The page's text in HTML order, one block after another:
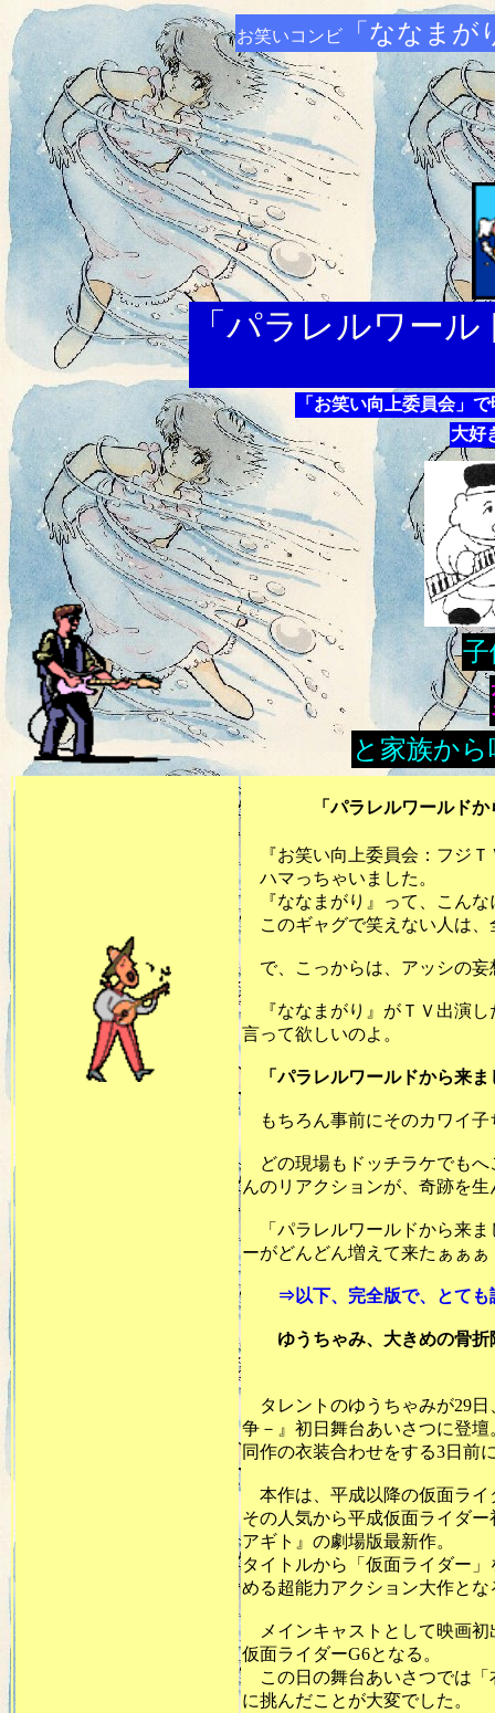
お笑いコンビ「ななまが
「パラレルワール
「お笑い向上委員会」
大好
と家族か
「パラレルワールドから
『お笑い向上委員会：フジＴ
ハマっちゃいました。
『ななまがり』って、こんな
このギャグで笑えない人は、
で、こっからは、アッシの妄
『ななまがり』がＴＶ出演し
言って欲しいのよ。
「パラレルワールドから来
もちろん事前にそのカワイ子
どの現場もドッチラケでもへ
んのリアクションが、奇跡を
「パラレルワールドから来ま
ーがどんどん増えて来たぁぁぁ
⇒以下、完全版で、とても読
ゆうちゃみ、大きめの骨折
タレントのゆうちゃみが29日
争－』初日舞台あいさつに登壇
同作の衣装合わせをする3日前
本作は、平成以降の仮面ライ
その人気から平成仮面ライダ
アギト』の劇場版最新作。
タイトルから「仮面ライダー
める超能力アクション大作とな
メインキャストとして映画初
仮面ライダーG6となる。
この日の舞台あいさつでは「
に挑んだことが大変でした。